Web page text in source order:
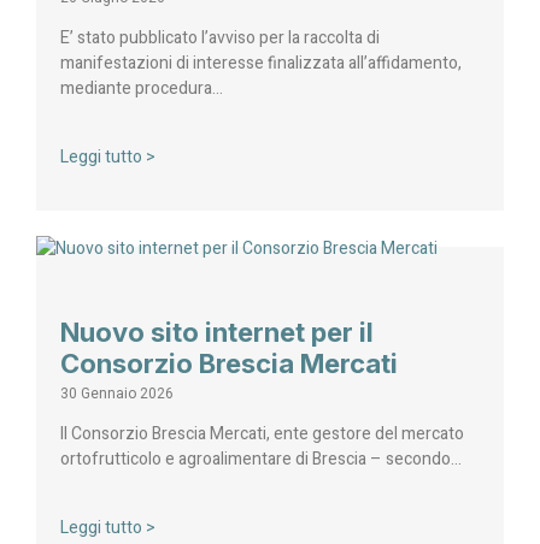
E’ stato pubblicato l’avviso per la raccolta di
manifestazioni di interesse finalizzata all’affidamento,
mediante procedura…
Leggi tutto >
Nuovo sito internet per il
Consorzio Brescia Mercati
30 Gennaio 2026
Il Consorzio Brescia Mercati, ente gestore del mercato
ortofrutticolo e agroalimentare di Brescia – secondo…
Leggi tutto >